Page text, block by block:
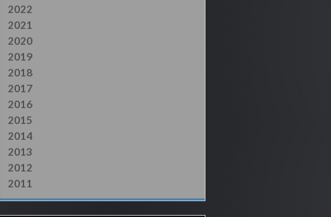
2022
2021
2020
2019
2018
2017
2016
2015
2014
2013
2012
2011